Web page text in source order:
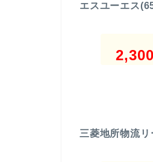
エスユーエス
三菱地所物流